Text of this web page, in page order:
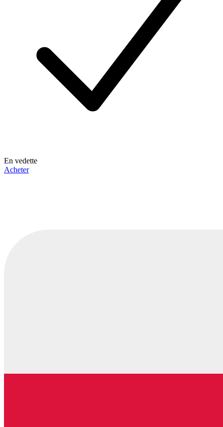
En vedette
Acheter